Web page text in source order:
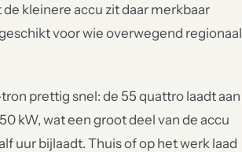
kleinere accu zit daar merkbaar
voor wie overwegend regionaal
prettig snel: de 55 quattro laadt aan
kW, wat een groot deel van de accu
uur bijlaadt. Thuis of op het werk laad